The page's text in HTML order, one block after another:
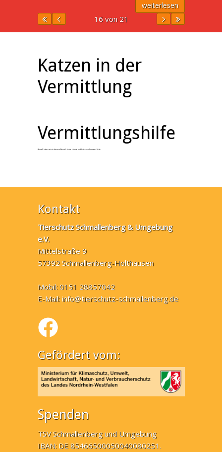
weiterlesen
16 von 21
Katzen in der
Vermittlung
Vermittlungshilfe
Aktuell haben wir in diesem Bereich keine Hunde und Katzen auf unserer Seite.
Kontakt
Tierschutz Schmallenberg & Umgebung
e.V.
Mittelstraße 9
57392 Schmallenberg-Holthausen
Mobil: 0151 28857042
E-Mail:info@tierschutz-schmallenberg.de
Gefördert vom:
Spenden
TSV Schmallenberg und Umgebung
IBAN: DE 85466500050040080251.